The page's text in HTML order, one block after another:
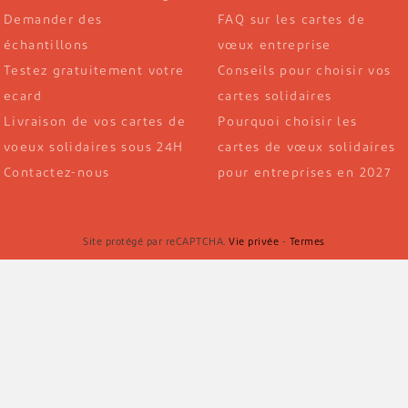
Demander des
échantillons
Testez gratuitement votre
ecard
Livraison de vos cartes de
voeux solidaires sous 24H
Contactez-nous
FAQ sur les cartes de
vœux entreprise
Conseils pour choisir vos
cartes solidaires
Pourquoi choisir les
cartes de vœux solidaires
pour entreprises en 2027
Site protégé par reCAPTCHA.Vie privée - Termes